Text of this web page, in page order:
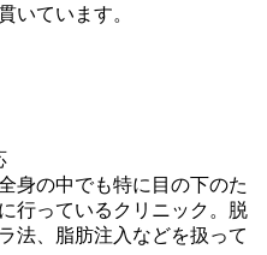
いています。
身の中でも特に目の下のた
行っているクリニック。脱
法、脂肪注入などを扱って